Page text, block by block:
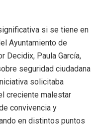
si se tiene en
Ayuntamiento de
Decidix, Paula García,
seguridad ciudadana
solicitaba
creciente malestar
convivencia y
en distintos puntos